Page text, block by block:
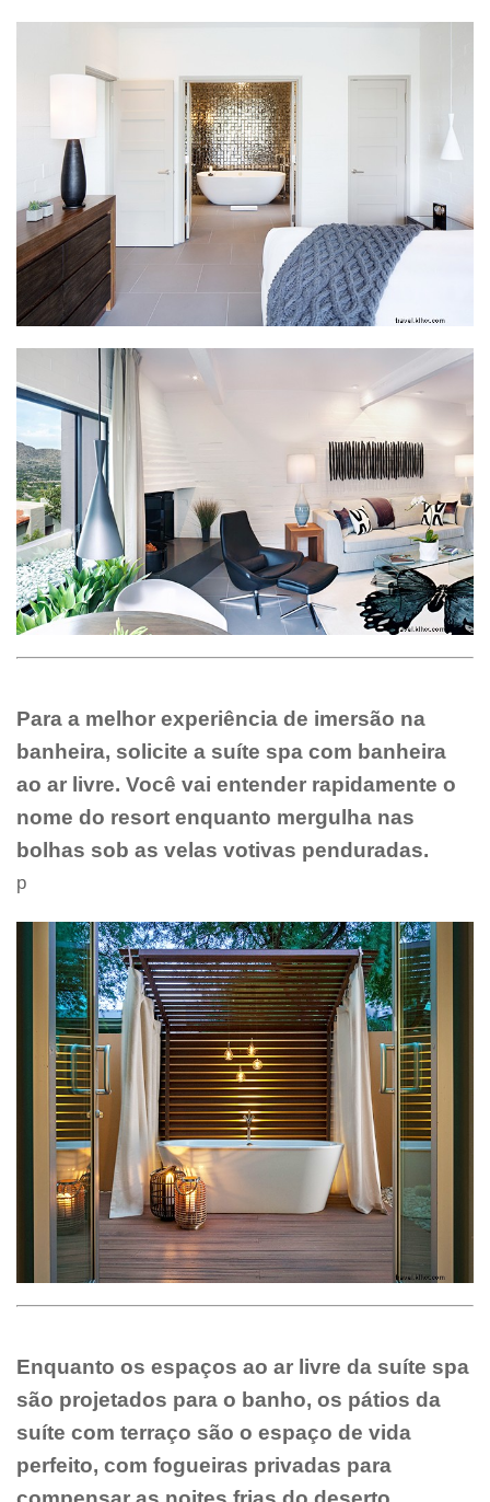
Para a melhor experiência de imersão na
banheira, solicite a suíte spa com banheira
ao ar livre. Você vai entender rapidamente o
nome do resort enquanto mergulha nas
bolhas sob as velas votivas penduradas.
p
Enquanto os espaços ao ar livre da suíte spa
são projetados para o banho, os pátios da
suíte com terraço são o espaço de vida
perfeito, com fogueiras privadas para